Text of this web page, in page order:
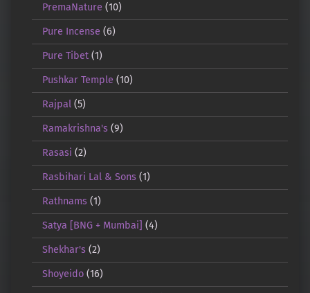
PremaNature (10)
Pure Incense (6)
Pure Tibet(1)
Pushkar Temple (10)
Rajpal(5)
Ramakrishna's(9)
Rasasi (2)
Rasbihari Lal & Sons(1)
Rathnams(1)
Satya [BNG + Mumbai] (4)
Shekhar's(2)
Shoyeido(16)